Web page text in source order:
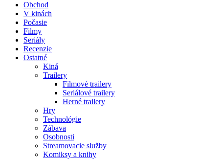
Obchod
V kinách
Počasie
Filmy
Seriály
Recenzie
Ostatné
Kiná
Trailery
Filmové trailery
Seriálové trailery
Herné trailery
Hry
Technológie
Zábava
Osobnosti
Streamovacie služby
Komiksy a knihy